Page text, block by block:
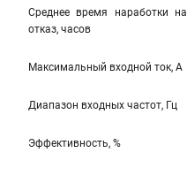
Среднее время наработки на
отказ, часов
Максимальный входной ток, А
Диапазон входных частот, Гц
Эффективность, %